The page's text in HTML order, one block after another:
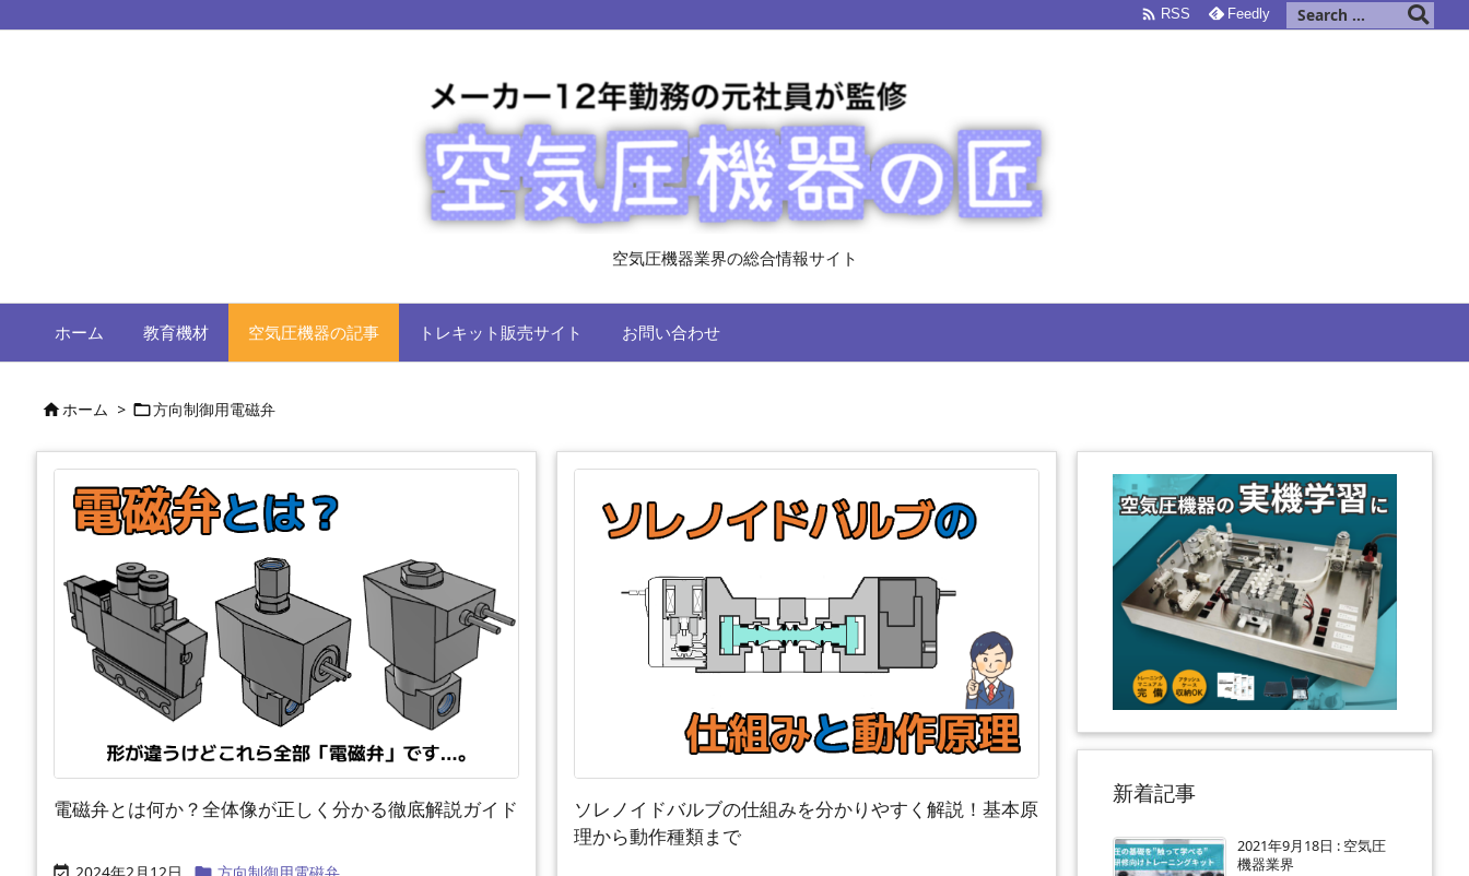
空気圧機器業界の総合情報サイト
ホーム 教育機材 空気圧機器の記事 トレキット販売サイト お問い合わせ
 RSS Feedly
 ホーム > 方向制御用電磁弁
電磁弁とは何か？全体像が正しく分かる徹底解説ガイド
ソレノイドバルブの仕組みを分かりやすく解説！基本原
理から動作種類まで
新着記事
2021年9月18日 : 空気圧
機器業界